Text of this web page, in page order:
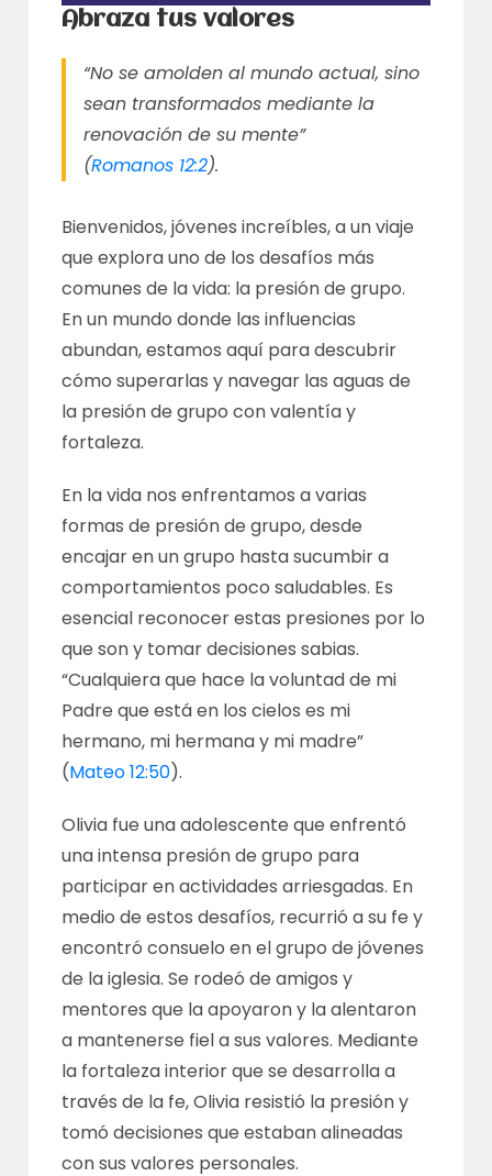
Abraza tus valores
“No se amolden al mundo actual, sino
sean transformados mediante la
renovación de su mente”
(Romanos 12:2).
Bienvenidos, jóvenes increíbles, a un viaje
que explora uno de los desafíos más
comunes de la vida: la presión de grupo.
En un mundo donde las influencias
abundan, estamos aquí para descubrir
cómo superarlas y navegar las aguas de
la presión de grupo con valentía y
fortaleza.
En la vida nos enfrentamos a varias
formas de presión de grupo, desde
encajar en un grupo hasta sucumbir a
comportamientos poco saludables. Es
esencial reconocer estas presiones por lo
que son y tomar decisiones sabias.
“Cualquiera que hace la voluntad de mi
Padre que está en los cielos es mi
hermano, mi hermana y mi madre”
(Mateo 12:50).
Olivia fue una adolescente que enfrentó
una intensa presión de grupo para
participar en actividades arriesgadas. En
medio de estos desafíos, recurrió a su fe y
encontró consuelo en el grupo de jóvenes
de la iglesia. Se rodeó de amigos y
mentores que la apoyaron y la alentaron
a mantenerse fiel a sus valores. Mediante
la fortaleza interior que se desarrolla a
través de la fe, Olivia resistió la presión y
tomó decisiones que estaban alineadas
con sus valores personales.